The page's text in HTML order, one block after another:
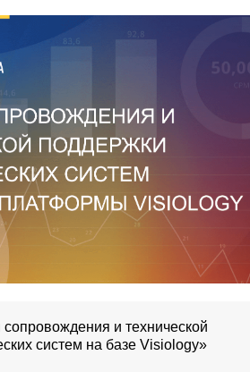
сопровождения и технической
систем на базе Visiology»